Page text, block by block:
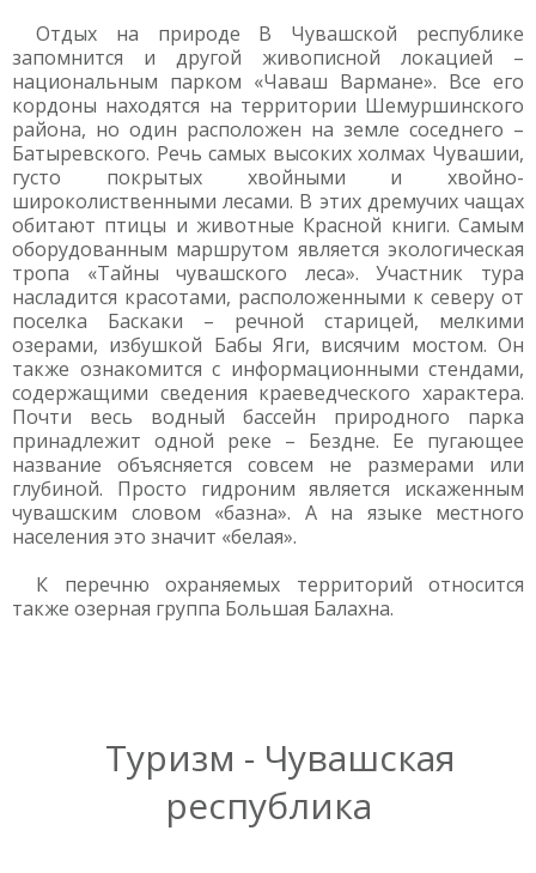
Отдых на природе В Чувашской республике
запомнится и другой живописной локацией –
национальным парком «Чаваш Вармане». Все его
кордоны находятся на территории Шемуршинского
района, но один расположен на земле соседнего –
Батыревского. Речь самых высоких холмах Чувашии,
густо покрытых хвойными и хвойно-
широколиственными лесами. В этих дремучих чащах
обитают птицы и животные Красной книги. Самым
оборудованным маршрутом является экологическая
тропа «Тайны чувашского леса». Участник тура
насладится красотами, расположенными к северу от
поселка Баскаки – речной старицей, мелкими
озерами, избушкой Бабы Яги, висячим мостом. Он
также ознакомится с информационными стендами,
содержащими сведения краеведческого характера.
Почти весь водный бассейн природного парка
принадлежит одной реке – Бездне. Ее пугающее
название объясняется совсем не размерами или
глубиной. Просто гидроним является искаженным
чувашским словом «базна». А на языке местного
населения это значит «белая».
К перечню охраняемых территорий относится
также озерная группа Большая Балахна.
Туризм - Чувашская
республика